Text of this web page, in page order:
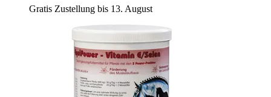
Gratis Zustellung bis 13. August